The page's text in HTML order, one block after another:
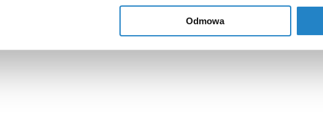
Odmowa